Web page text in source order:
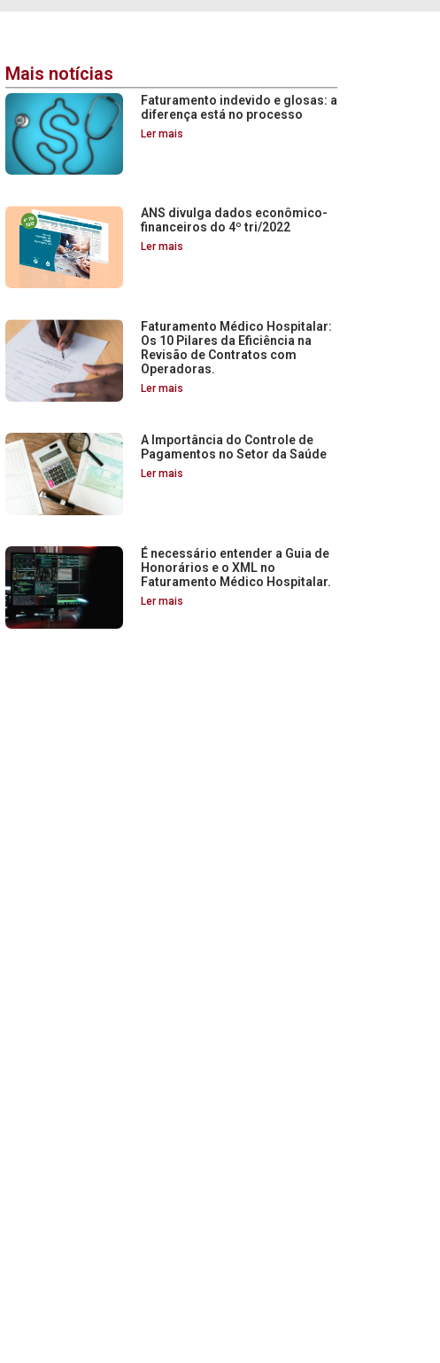
Mais notícias
Faturamento indevido e glosas: a
diferença está no processo
Ler mais
ANS divulga dados econômico-
financeiros do 4º tri/2022
Ler mais
Faturamento Médico Hospitalar:
Os 10 Pilares da Eficiência na
Revisão de Contratos com
Operadoras.
Ler mais
A Importância do Controle de
Pagamentos no Setor da Saúde
Ler mais
É necessário entender a Guia de
Honorários e o XML no
Faturamento Médico Hospitalar.
Ler mais